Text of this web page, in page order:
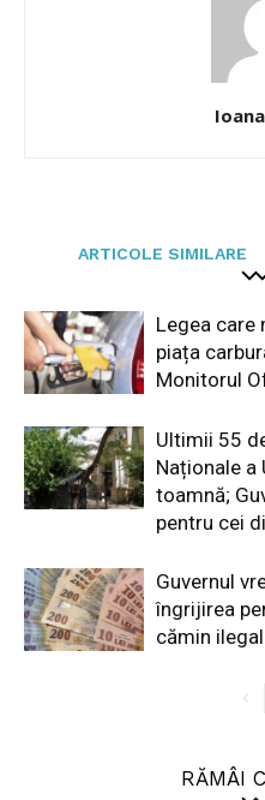
ARTICOLE SIMILARE
Legea care
piața
Monitorul
Ultimii 55
Naționale a
toamnă;
pentru cei
Guvernul
îngrijirea
cămin
RĂMÂI